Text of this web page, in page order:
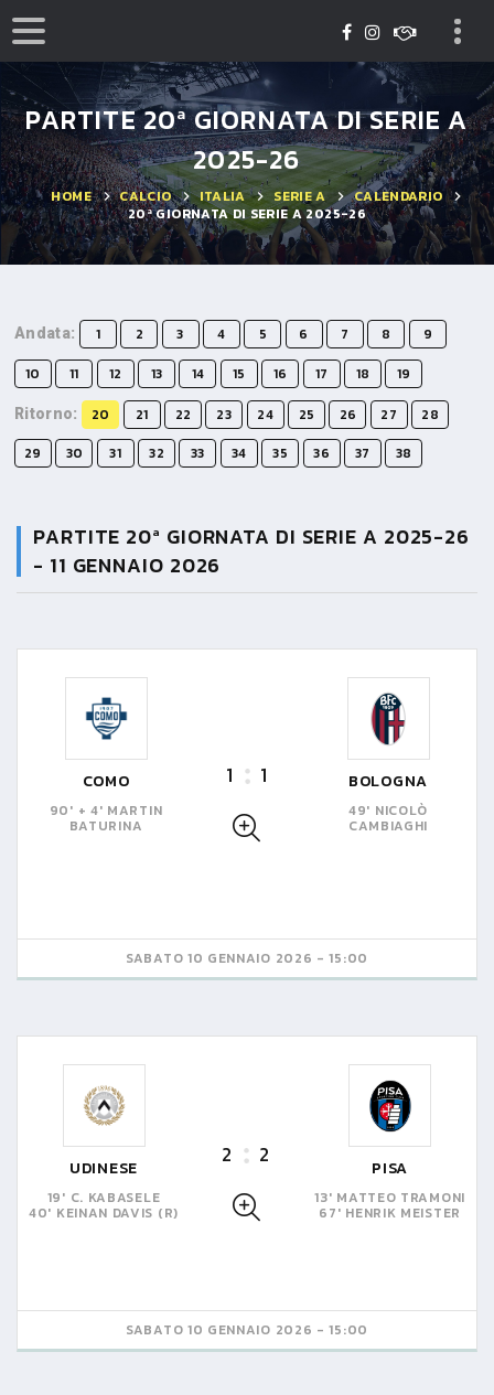
PARTITE 20ª GIORNATA DI SERIE A
2025-26
HOME CALCIO ITALIA SERIE A
CALENDARIO
20ª GIORNATA DI SERIE A 2025-26
Andata: 1 2 3 4 5 6 7 8
9
10
11 12 13 14 15 16 17 18 19
Ritorno: 20 21 22 23 24 25 26 27
28
29
30 31 32 33 34 35 36 37 38
PARTITE 20ª GIORNATA DI SERIE A 2025-26
- 11 GENNAIO 2026
COMO
90' + 4' MARTIN
BATURINA
1 1 BOLOGNA
49' NICOLÒ
CAMBIAGHI
SABATO 10 GENNAIO 2026 - 15:00
UDINESE
19' C. KABASELE
40' KEINAN DAVIS (R)
2 2 PISA
13' MATTEO TRAMONI
67' HENRIK MEISTER
SABATO 10 GENNAIO 2026 - 15:00